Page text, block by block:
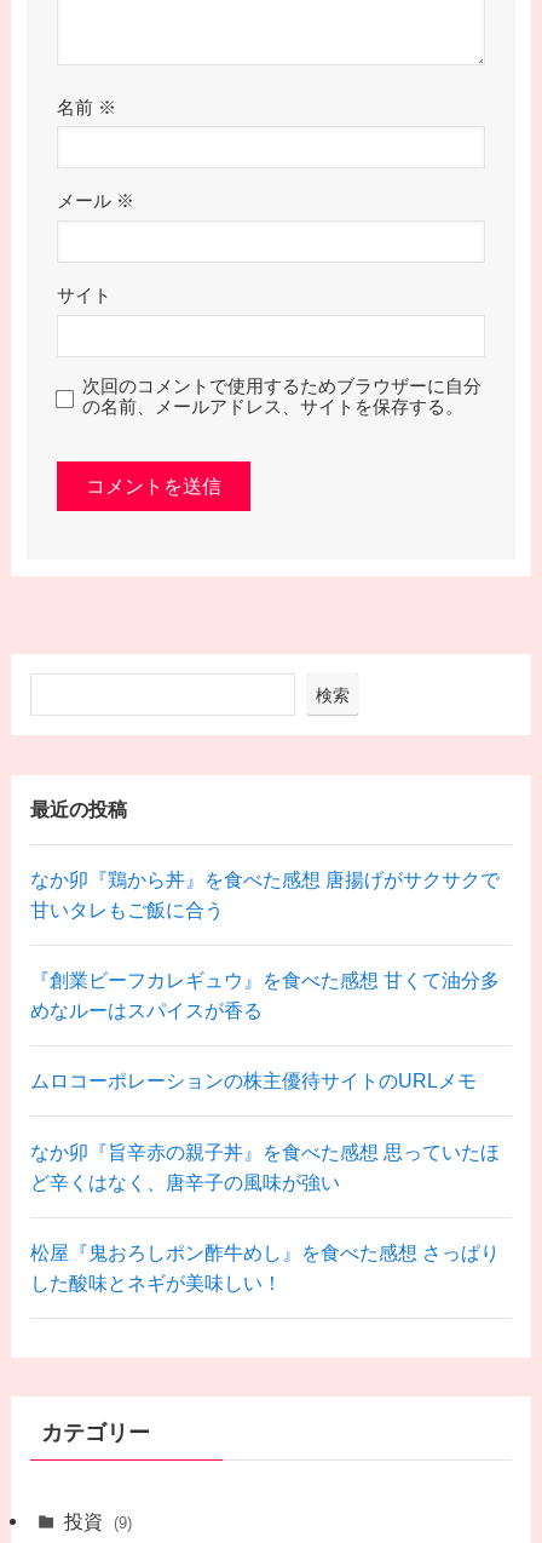
名前 ※
メール ※
サイト
次回のコメントで使用するためブラウザーに自分
の名前、メールアドレス、サイトを保存する。
検索
最近の投稿
なか卯『鶏から丼』を食べた感想 唐揚げがサクサクで
甘いタレもご飯に合う
『創業ビーフカレギュウ』を食べた感想 甘くて油分多
めなルーはスパイスが香る
ムロコーポレーションの株主優待サイトのURLメモ
なか卯『旨辛赤の親子丼』を食べた感想 思っていたほ
ど辛くはなく、唐辛子の風味が強い
松屋『鬼おろしポン酢牛めし』を食べた感想 さっぱり
した酸味とネギが美味しい！
カテゴリー
投資 (9)